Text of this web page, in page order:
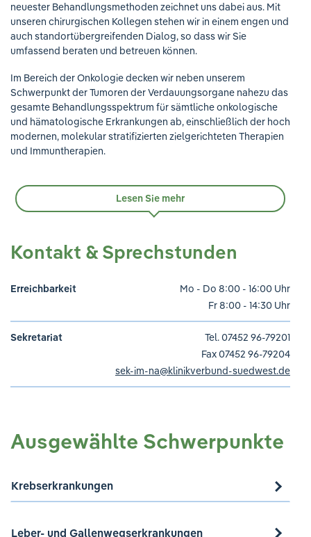
neuester Behandlungsmethoden zeichnet uns dabei aus. Mit
unseren chirurgischen Kollegen stehen wir in einem engen und
auch standortübergreifenden Dialog, so dass wir Sie
umfassend beraten und betreuen können.
Im Bereich der Onkologie decken wir neben unserem
Schwerpunkt der Tumoren der Verdauungsorgane nahezu das
gesamte Behandlungsspektrum für sämtliche onkologische
und hämatologische Erkrankungen ab, einschließlich der hoch
modernen, molekular stratifizierten zielgerichteten Therapien
und Immuntherapien.
Lesen Sie mehr
Kontakt & Sprechstunden
Erreichbarkeit
Mo - Do 8:00 - 16:00 Uhr
Fr 8:00 - 14:30 Uhr
Sekretariat
Tel. 07452 96-79201
Fax 07452 96-79204
sek-im-na@klinikverbund-suedwest.de
Ausgewählte Schwerpunkte
Krebserkrankungen
Leber- und Gallenwegserkrankungen